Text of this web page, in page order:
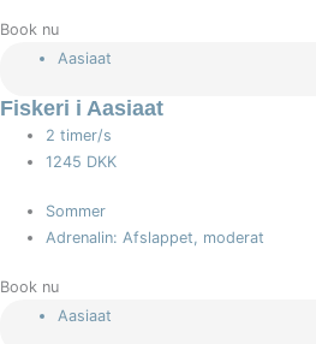
Book nu
Aasiaat
Fiskeri i Aasiaat
2 timer/s
1245 DKK
Sommer
Adrenalin: Afslappet, moderat
Book nu
Aasiaat